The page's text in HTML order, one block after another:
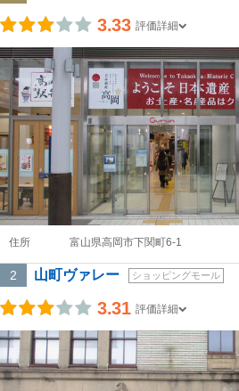
3.33 評価詳細
住所 富山県高岡市下関町6-1
2 山町ヴァレー ショッピングモール
3.31 評価詳細